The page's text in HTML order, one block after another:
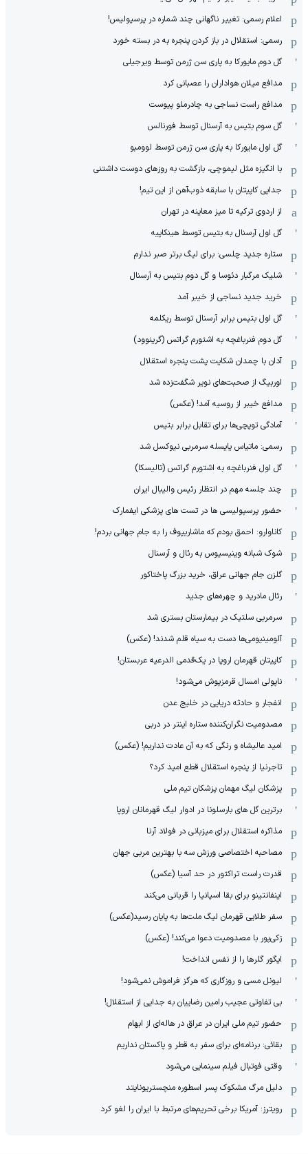
اعلام رسمی: تغییر ناگهانی چند شماره در پرسپولیس!
رسمی: استقلال در باز کردن پنجره به در بسته خورد
گل دوم مایورکا به پاری سن ژرمن توسط ویرجیلی
مدافع میلان هواداران را عصبانی کرد
مدافع راست نساجی به چادرملو پیوست
گل سوم بتیس به آرسنال توسط فورنالس
گل اول مایورکا به پاری سن ژرمن توسط لوومبو
با انگیزه مثل لیموچی، بازگشت به روزهای دوست داشتنی
جدایی کاپیتان با سابقه ذوب‌آهن از این تیم!
از اردوی ترکیه تا میز معاینه در تهران
گل اول آرسنال به بتیس توسط هینکاپیه
ستاره جدید چلسی: برای لیگ برتر صبر ندارم
شلیک مرگبار دئوسا و گل دوم بتیس به آرسنال
خرید جدید نساجی از خیبر آمد
گل اول بتیس برابر آرسنال توسط ریکلمه
گل دوم فنرباغچه به اشتورم گراتس (گرینوود)
آدان با چمدان شکایت پشت پنجره استقلال
اوربیگ از صحبت‌های نویر شگفت‌زده شد
مدافع خیبر از روسیه آمد! (عکس)
آمادگی توپچی‌ها برای تقابل برابر بتیس
رسمی: ماتیاس یایسله سرمربی نیوکسل شد
گل اول فنرباغچه به اشتورم گراتس (تالیسکا)
چند جلسه مهم در انتظار رئیس والیبال ایران
حضور پرسپولیسی ها در تست های پزشکی ایفمارک
کاناوارو: احمق بودم که ماشاریپوف را به جام جهانی بردم!
شوک شبانه وینیسیوس به رئال و آرسنال
گلزن جام جهانی عراق، خرید بزرگ پاختاکور
رئال مادرید و چهره‌های جدید
سرمربی سلتیک در بیمارستان بستری شد
آلومینیومی‌ها دست به سیاه قلم شدند! (عکس)
کاپیتان قهرمان اروپا در یک‌قدمی الدرعیه عربستان!
ناپولی امسال قرمزپوش می‌شود!
انفجار و حادثه دریایی در خلیج عدن
مصدومیت نگران‌کننده ستاره اینتر در دربی
امید عالیشاه و رنگی که به آن عادت نداریم! (عکس)
تاجرنیا از پنجره استقلال قطع امید کرد؟
پزشکان لیگ مهمان پزشکان تیم ملی
برترین گل های بارسلونا در ادوار لیگ قهرمانان اروپا
مذاکره استقلال برای میزبانی در فولاد آرنا
مصاحبه اختصاصی ورزش سه با بهترین مربی جهان
قدرت راست تراکتور در حد آسیا (عکس)
اینفانتینو برای بقا اسپانیا را قربانی می‌کند
سفر طلایی قهرمان لیگ ملت‌ها به پایان رسید(عکس)
زکی‌پور با مصدومیت دعوا می‌کند! (عکس)
ایگور گلرها را از نفس انداخت!
لیونل مسی و روزگاری که هرگز فراموش نمی‌شود!
بی تفاوتی عجیب رامین رضاییان به جدایی از استقلال!
حضور تیم ملی ایران در عراق در هاله‌ای از ابهام
بقائی: برنامه‌ای برای سفر به قطر و پاکستان نداریم
وقتی فوتبال فیلم سینمایی می‌شود
دلیل مرگ مشکوک پسر اسطوره منچستریونایتد
رویترز: آمریکا برخی تحریم‌های مرتبط با ایران را لغو کرد